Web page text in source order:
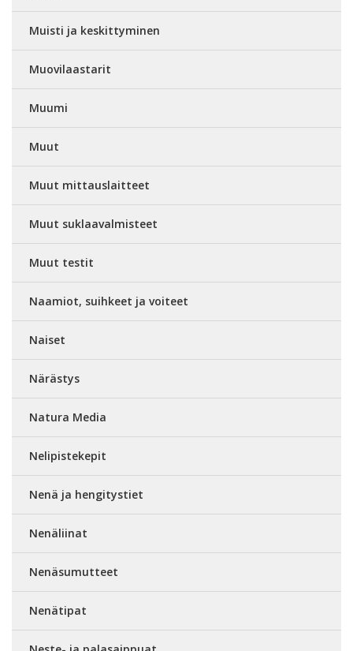
Muisti ja keskittyminen
Muovilaastarit
Muumi
Muut
Muut mittauslaitteet
Muut suklaavalmisteet
Muut testit
Naamiot, suihkeet ja voiteet
Naiset
Närästys
Natura Media
Nelipistekepit
Nenä ja hengitystiet
Nenäliinat
Nenäsumutteet
Nenätipat